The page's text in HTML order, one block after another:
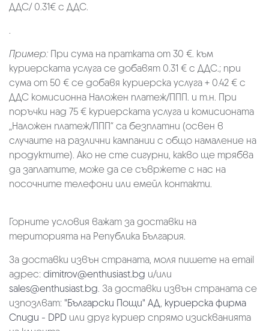
ДДС/ 0.31€ с ДДС.
.
Пример: При сума на пратката от 30 €. към
куриерската услуга се добавят 0.31 € с ДДС.; при
сума от 50 € се добавя куриерска услуга + 0.42 € с
ДДС комисионна Наложен платеж/ППП. и т.н. При
поръчки над 75 € куриерската услуга и комисионата
„Наложен платеж/ППП“ са безплатни (освен в
случаите на различни кампании с общо намаление на
продуктите). Ако не сте сигурни, какво ще трябва
да заплатите, може да се съвржете с нас на
посочните телефони или емейл контакти.
Горните условия важат за доставки на
територията на Република България.
За доставки извън страната, моля пишете на email
адрес: dimitrov@enthusiast.bg и/или
sales@enthusiast.bg. За доставки извън страната се
изпозлват: "Български Пощи" АД, куриерска фирма
Спиди - DPD или друг куриер спрямо изискванията